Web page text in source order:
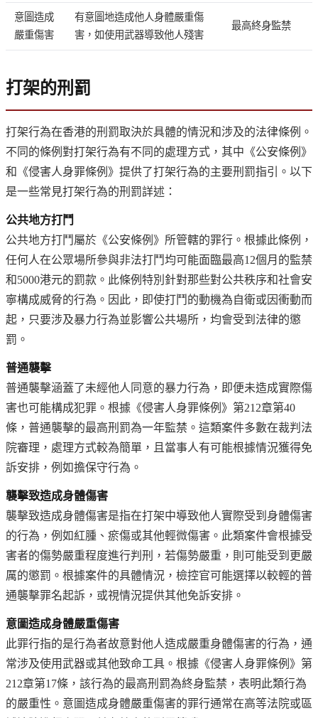
意圖造成
嚴重傷害
有意圖地造成他人身體嚴重傷
害，如使用武器導致他人殘害
最高終身監禁
打架的刑罰
打架行為在香港的刑罰取決於具體的情況和涉及的法律條例。
不同的條例對打架行為有不同的處理方式，其中《公安條例》
和《侵害人身罪條例》提供了打架行為的主要刑罰指引。以下
是一些常見打架行為的刑罰詳述：
公共地方打鬥
公共地方打鬥屬於《公安條例》所管轄的罪行。根據此條例，
任何人在公眾場所參與非法打鬥均可能面臨最高12個月的監禁
和5000港元的罰款。此條例特別針對那些對公共秩序和社會安
寧構成威脅的行為。因此，即使打鬥的動機為自衛或因衝動而
起，只要涉及暴力行為並影響公共場所，均會受到法律的懲
罰。
普通襲擊
普通襲擊涵蓋了未經他人同意的暴力行為，即便未造成實際傷
害也可能構成犯罪。根據《侵害人身罪條例》第212章第40
條，普通襲擊的最高刑罰為一年監禁。這類案件多數在裁判法
院審理，處理方式較為簡單，且當事人有可能根據情況獲得免
訴安排，例如擔保守行為。
襲擊致造成身體傷害
襲擊致造成身體傷害是指在打架中導致他人實際受到身體傷害
的行為，例如紅腫、瘀傷或其他輕微傷害。此類案件會根據受
害者的傷勢嚴重程度進行判刑，若傷勢嚴重，則可能受到更嚴
厲的懲罰。根據案件的具體情況，檢控官可能選擇以較輕的普
通襲擊罪名起訴，或視情況提供其他免訴安排。
意圖造成身體嚴重傷害
此罪行指的是行為者故意對他人造成嚴重身體傷害的行為，通
常涉及使用武器或其他致命工具。根據《侵害人身罪條例》第
212章第17條，該行為的最高刑罰為終身監禁，表明此類行為
的嚴重性。意圖造成身體嚴重傷害的罪行通常在高等法院或區